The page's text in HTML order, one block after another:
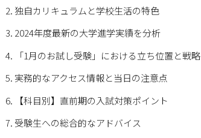
独自カリキュラムと学校生活の特色
2024年度最新の大学進学実績を分析
「1月のお試し受験」における立ち位置と戦略
実務的なアクセス情報と当日の注意点
【科目別】直前期の入試対策ポイント
受験生への総合的なアドバイス